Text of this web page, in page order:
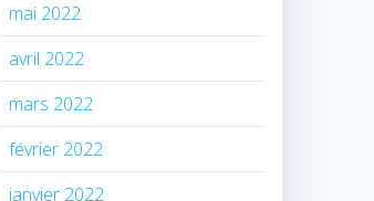
mai 2022
avril 2022
mars 2022
février 2022
janvier 2022